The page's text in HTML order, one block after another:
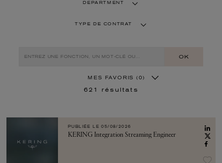
DEPARTMENT
TYPE DE CONTRAT
OK
MES FAVORIS (0)
621 résultats
PUBLIÉE LE 05/08/2026
KERING Integration Streaming Engineer